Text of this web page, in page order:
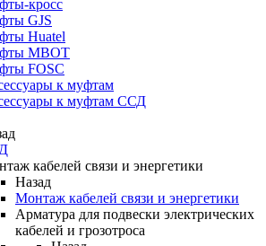
кросс
GJS
Huatel
МВОТ
FOSC
к муфтам
к муфтам ССД
кабелей связи и энергетики
Назад
Монтаж кабелей связи и энергетики
Арматура для подвески электрических
кабелей и грозотроса